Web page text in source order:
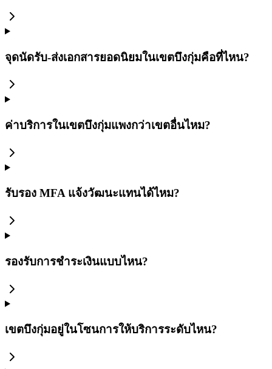
จุดนัดรับ-ส่งเอกสารยอดนิยมในเขตบึงกุ่มคือที่ไหน?
ค่าบริการในเขตบึงกุ่มแพงกว่าเขตอื่นไหม?
รับรอง MFA แจ้งวัฒนะแทนได้ไหม?
รองรับการชำระเงินแบบไหน?
เขตบึงกุ่มอยู่ในโซนการให้บริการระดับไหน?